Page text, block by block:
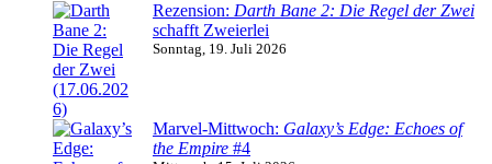
Rezension: Darth Bane 2: Die Regel der Zwei
schafft Zweierlei
Sonntag, 19. Juli 2026
Marvel-Mittwoch: Galaxy’s Edge: Echoes of
the Empire #4